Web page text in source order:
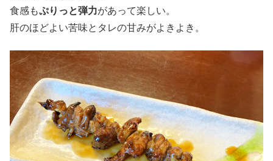
食感もぷりっと弾力があって楽しい。
肝のほどよい苦味とタレの甘みがよきよき。